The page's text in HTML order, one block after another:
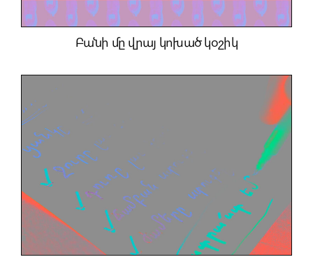
Բանի մը վրայ կոխած կօշիկ